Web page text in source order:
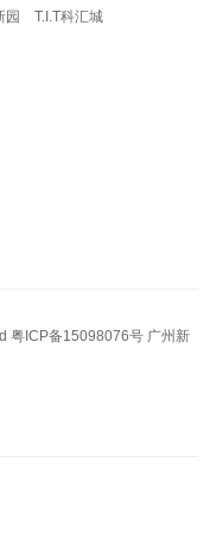
园 T.I.T科汇城
粤ICP备15098076号 广州新